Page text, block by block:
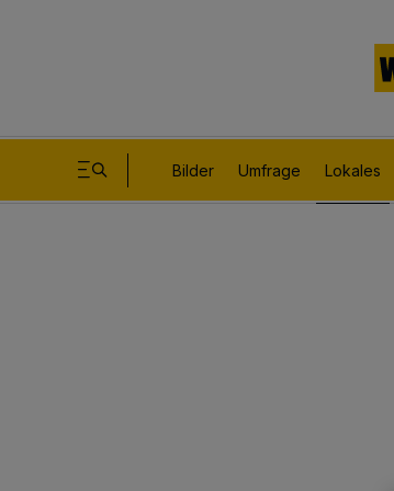
Bilder Umfrage Lokales